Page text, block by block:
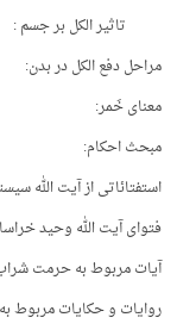
تاثیر الکل بر جسم :
مراحل دفع الکل در بدن:
معناى خَمر:
مبحث احکام:
استفتائاتی از آیت الله
فتوای آیت الله وحید
آیات مربوط به حرمت
روایات و حکایات مربوط